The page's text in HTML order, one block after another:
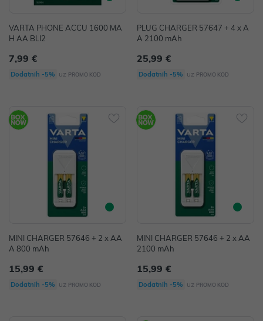
VARTA PHONE ACCU 1600 MA
H AA BLI2
7,99 €
Dodatnih -5% uz PROMO KOD
PLUG CHARGER 57647 + 4 x A
A 2100 mAh
25,99 €
Dodatnih -5% uz PROMO KOD
MINI CHARGER 57646 + 2 x AA
A 800 mAh
15,99 €
Dodatnih -5% uz PROMO KOD
MINI CHARGER 57646 + 2 x AA
2100 mAh
15,99 €
Dodatnih -5% uz PROMO KOD